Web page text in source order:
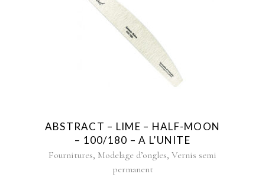
ABSTRACT – LIME – HALF-MOON
– 100/180 – A L’UNITE
Fournitures, Modelage d’ongles, Vernis semi
permanent